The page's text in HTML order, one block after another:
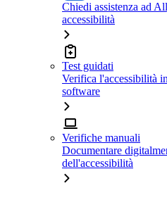
Chiedi assistenza ad
accessibilità
Test guidati
Verifica l'accessibilità
software
Verifiche manuali
Documentare
dell'accessibilità